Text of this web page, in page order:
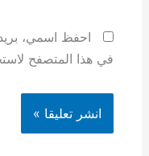
احفظ اسمي،
في هذا المتصفح